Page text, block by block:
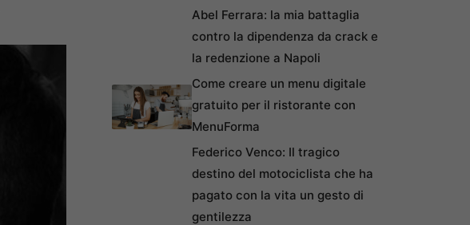
Abel Ferrara: la mia battaglia
contro la dipendenza da crack e
la redenzione a Napoli
Come creare un menu digitale
gratuito per il ristorante con
MenuForma
Federico Venco: Il tragico
destino del motociclista che ha
pagato con la vita un gesto di
gentilezza